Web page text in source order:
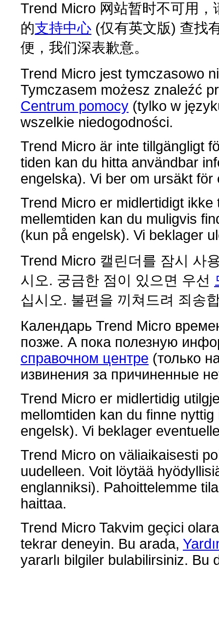
Trend Micro 网站暂时不可用
的支持中心 (仅有英文版) 查找
便，我们深表歉意。
Trend Micro jest tymczasowo
Tymczasem możesz znaleźć
Centrum pomocy (tylko w
wszelkie niedogodności.
Trend Micro är inte tillgängligt
tiden kan du hitta användbar
engelska). Vi ber om ursäkt för
Trend Micro er midlertidigt
mellemtiden kan du muligvis
(kun på engelsk). Vi beklager
Trend Micro 캘린더를 잠시 사
시오. 궁금한 점이 있으면 우선
십시오. 불편을 끼쳐드려 죄송
Календарь Trend Micro
позже. А пока полезную
справочном центре (только
извинения за причиненные
Trend Micro er midlertidig
mellomtiden kan du finne
engelsk). Vi beklager
Trend Micro on väliaikaisesti
uudelleen. Voit löytää
englanniksi). Pahoittelemme
haittaa.
Trend Micro Takvim geçici
tekrar deneyin. Bu arada,
yararlı bilgiler bulabilirsiniz. Bu